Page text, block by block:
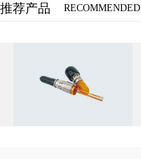
推荐产品 RECOMMENDED